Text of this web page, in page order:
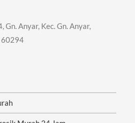
Gn. Anyar, Kec. Gn. Anyar,
60294